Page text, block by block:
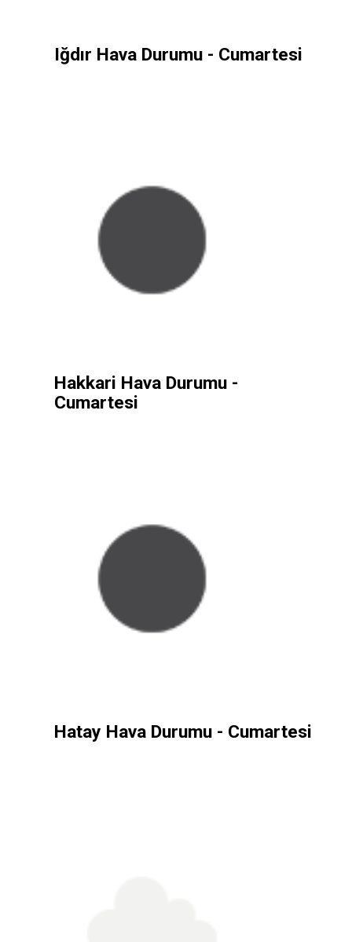
Iğdır Hava Durumu - Cumartesi
Hakkari Hava Durumu -
Cumartesi
Hatay Hava Durumu - Cumartesi